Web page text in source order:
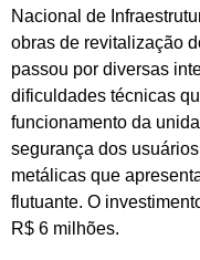
Nacional de
obras de revitalização
passou por diversas
dificuldades técnicas
funcionamento da
segurança dos
metálicas que
flutuante. O
R$ 6 milhões.